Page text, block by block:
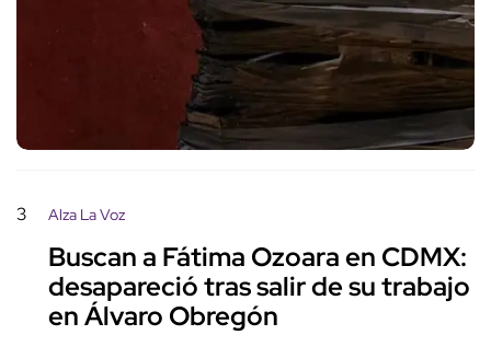
3 Alza La Voz
Buscan a Fátima Ozoara en CDMX:
desapareció tras salir de su trabajo
en Álvaro Obregón